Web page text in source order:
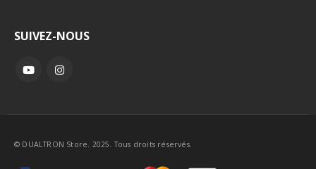
SUIVEZ-NOUS
© DUALTRON Store. 2025. Tous droits réservés.